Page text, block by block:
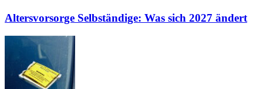
Altersvorsorge Selbständige: Was sich 2027 ändert